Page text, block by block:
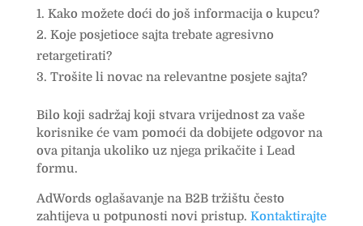
Kako možete doći do još informacija o kupcu?
Koje posjetioce sajta trebate agresivno
retargetirati?
Trošite li novac na relevantne posjete sajta?
Bilo koji sadržaj koji stvara vrijednost za vaše
korisnike će vam pomoći da dobijete odgovor na
ova pitanja ukoliko uz njega prikačite i Lead
formu.
AdWords oglašavanje na B2B tržištu često
zahtijeva u potpunosti novi pristup. Kontaktirajte